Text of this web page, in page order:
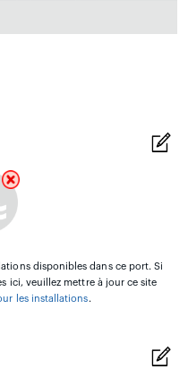
disponibles dans ce port. Si
ici, veuillez mettre à jour ce site
les installations.